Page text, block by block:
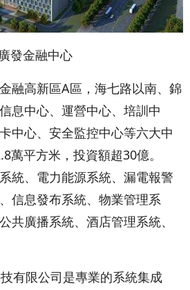
廣發金融中心
融高新區A區，海七路以南、錦
息中心、運營中心、培訓中
中心、安全監控中心等六大中
萬平方米，投資額超30億。
統、電力能源系統、漏電報警
信息發布系統、物業管理系
共廣播系統、酒店管理系統、
有限公司是專業的系統集成